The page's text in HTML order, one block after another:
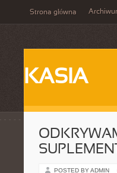
Strona główna
KASIA
POSTED BY ADMIN